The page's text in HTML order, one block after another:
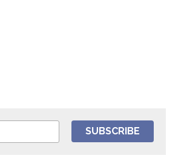
SUBSCRIBE